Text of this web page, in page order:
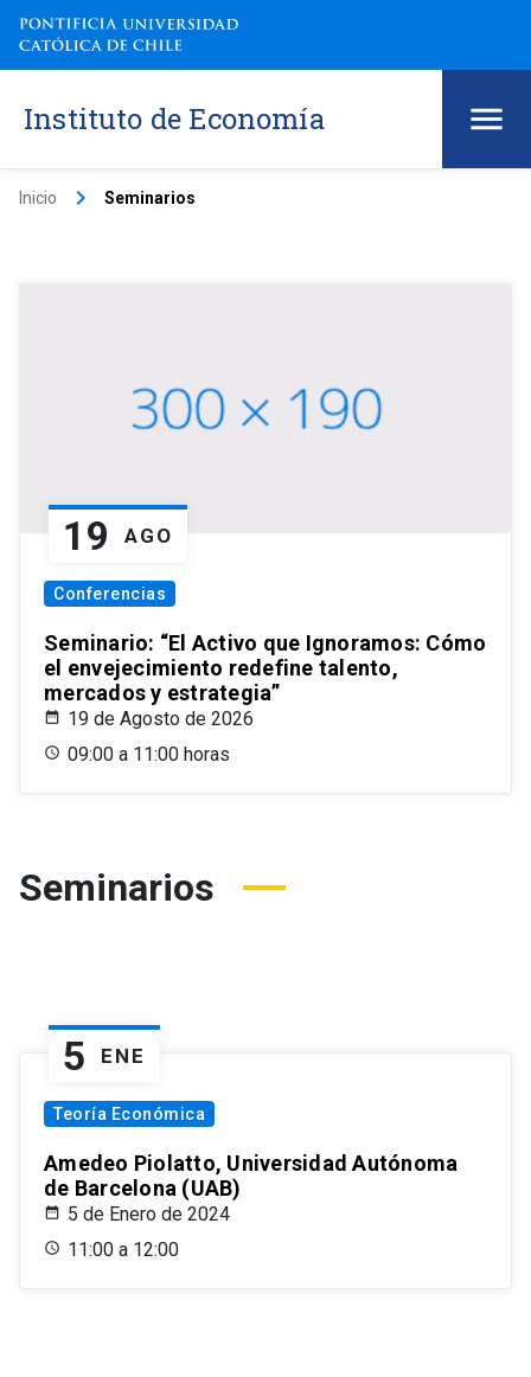
Instituto de Economía
Inicio keyboard_arrow_right Seminarios
19 AGO
Conferencias
Seminario: “El Activo que Ignoramos: Cómo
el envejecimiento redefine talento,
mercados y estrategia”
19 de Agosto de 2026
09:00 a 11:00 horas
Seminarios
5 ENE
Teoría Económica
Amedeo Piolatto, Universidad Autónoma
de Barcelona (UAB)
5 de Enero de 2024
11:00 a 12:00